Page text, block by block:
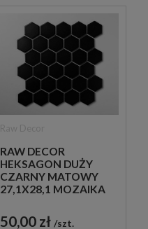
RAW DECOR
HEKSAGON DUŻY
CZARNY MATOWY
27,1X28,1 MOZAIKA
50,00 zł szt.